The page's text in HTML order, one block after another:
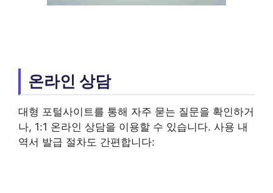
온라인 상담
대형 포털사이트를 통해 자주 묻는 질문을 확인하거
나, 1:1 온라인 상담을 이용할 수 있습니다. 사용 내
역서 발급 절차도 간편합니다: